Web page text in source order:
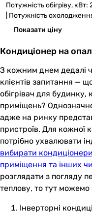
Потужність обігріву,
| Потужність
Показати ціну
Кондиціонер на
З кожним днем дедалі
клієнтів запитання —
обігрівач для будинку,
приміщень?
адже на ринку
пристроїв. Для кожної
потрібно ухвалювати
вибирати
приміщення та інших
розглядати з погляду
теплову, то тут можемо
Інверторні